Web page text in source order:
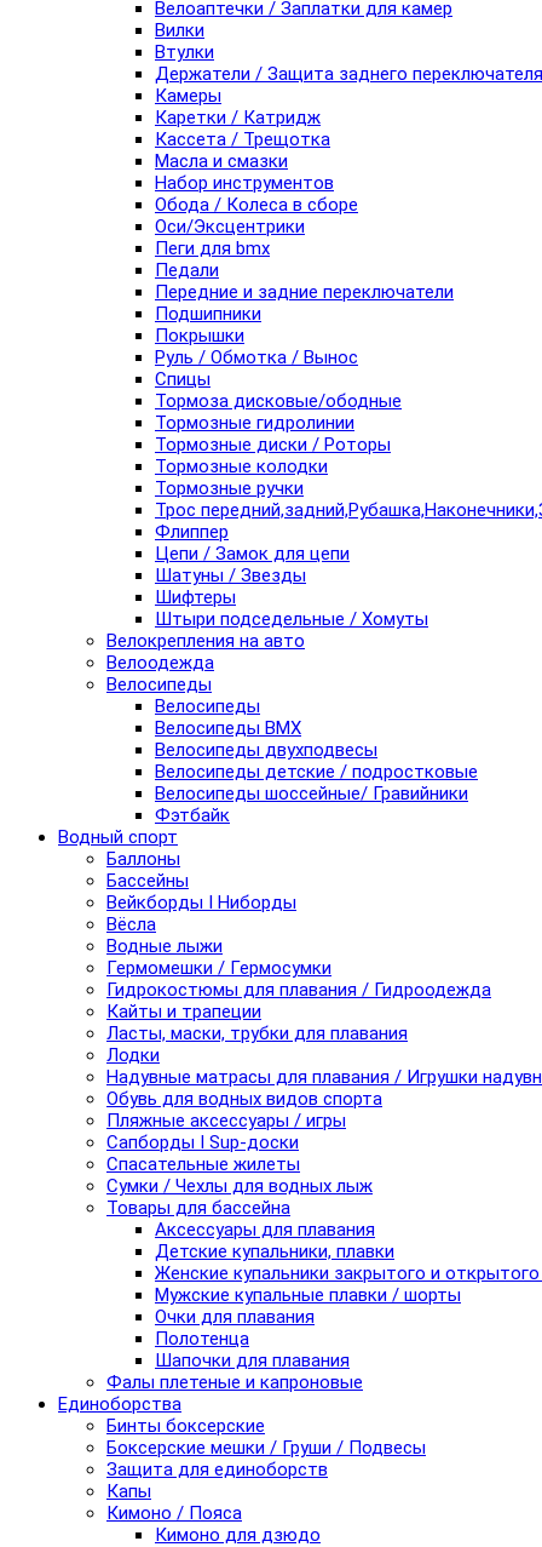
Велоаптечки / Заплатки для камер
Вилки
Втулки
Держатели / Защита заднего переключателя
Камеры
Каретки / Катридж
Кассета / Трещотка
Масла и смазки
Набор инструментов
Обода / Колеса в сборе
Оси/Эксцентрики
Пеги для bmx
Педали
Передние и задние переключатели
Подшипники
Покрышки
Руль / Обмотка / Вынос
Спицы
Тормоза дисковые/ободные
Тормозные гидролинии
Тормозные диски / Роторы
Тормозные колодки
Тормозные ручки
Трос
Флиппер
Цепи / Замок для цепи
Шатуны / Звезды
Шифтеры
Штыри подседельные / Хомуты
Велокрепления на авто
Велоодежда
Велосипеды
Велосипеды
Велосипеды BMX
Велосипеды двухподвесы
Велосипеды детские / подростковые
Велосипеды шоссейные/ Гравийники
Фэтбайк
Водный спорт
Баллоны
Бассейны
Вейкборды I Ниборды
Вёсла
Водные лыжи
Гермомешки / Гермосумки
Гидрокостюмы для плавания / Гидроодежда
Кайты и трапеции
Ласты, маски, трубки для плавания
Лодки
Надувные матрасы для плавания / Игрушки
Обувь для водных видов спорта
Пляжные аксессуары / игры
Сапборды I Sup-доски
Спасательные жилеты
Сумки / Чехлы для водных лыж
Товары для бассейна
Аксессуары для плавания
Детские купальники, плавки
Женские купальники закрытого и
Мужские купальные плавки / шорты
Очки для плавания
Полотенца
Шапочки для плавания
Фалы плетеные и капроновые
Единоборства
Бинты боксерские
Боксерские мешки / Груши / Подвесы
Защита для единоборств
Капы
Кимоно / Пояса
Кимоно для дзюдо